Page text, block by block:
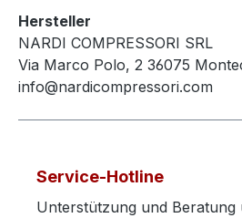
Hersteller
NARDI COMPRESSORI SRL
Via Marco Polo, 2 36075
info@nardicompressori.com
Service-Hotline
Unterstützung und Beratung